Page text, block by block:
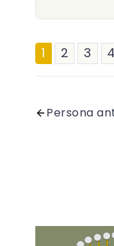
1 2 3 4
Persona